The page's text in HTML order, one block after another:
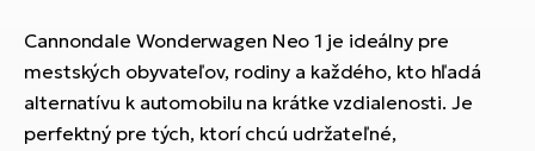
Cannondale Wonderwagen Neo 1 je ideálny pre
mestských obyvateľov, rodiny a každého, kto hľadá
alternatívu k automobilu na krátke vzdialenosti. Je
perfektný pre tých, ktorí chcú udržateľné,